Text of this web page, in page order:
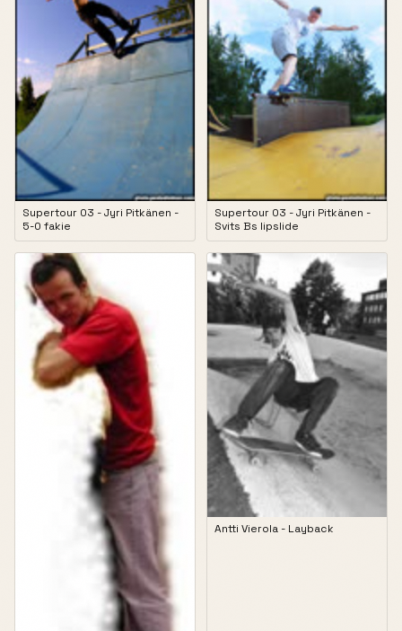
Supertour 03 - Jyri Pitkänen -
5-0 fakie
Supertour 03 - Jyri Pitkänen -
Svits Bs lipslide
Antti Vierola - Layback